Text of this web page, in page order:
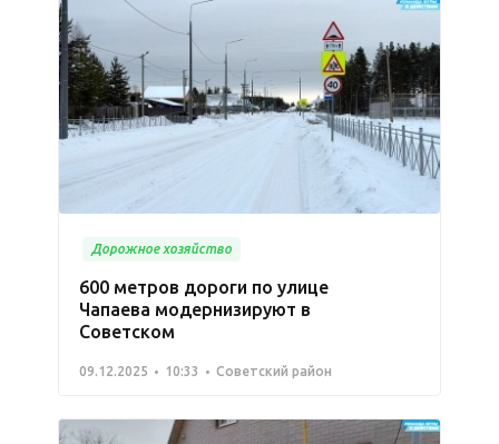
Дорожное хозяйство
600 метров дороги по улице
Чапаева модернизируют в
Советском
09.12.2025 10:33 Советский район